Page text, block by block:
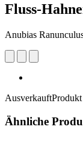
Fluss-
Anubias
Ausverkauft
Ähnliche